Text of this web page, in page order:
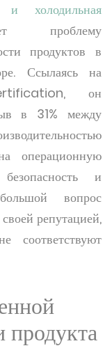
и холодильная
проблему
продуктов в
Ссылаясь на
он
в 31% между
операционную
и
вопрос
репутацией,
соответствуют
продукта